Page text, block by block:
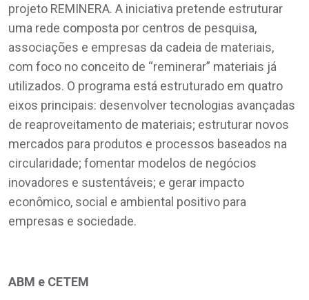
projeto REMINERA. A iniciativa pretende estruturar
uma rede composta por centros de pesquisa,
associações e empresas da cadeia de materiais,
com foco no conceito de “reminerar” materiais já
utilizados. O programa está estruturado em quatro
eixos principais: desenvolver tecnologias avançadas
de reaproveitamento de materiais; estruturar novos
mercados para produtos e processos baseados na
circularidade; fomentar modelos de negócios
inovadores e sustentáveis; e gerar impacto
econômico, social e ambiental positivo para
empresas e sociedade.
ABM e CETEM